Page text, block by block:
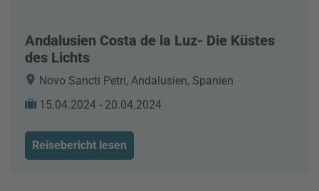
Andalusien Costa de la Luz- Die Küstes
des Lichts
Novo Sancti Petri, Andalusien, Spanien
15.04.2024 - 20.04.2024
Reisebericht lesen